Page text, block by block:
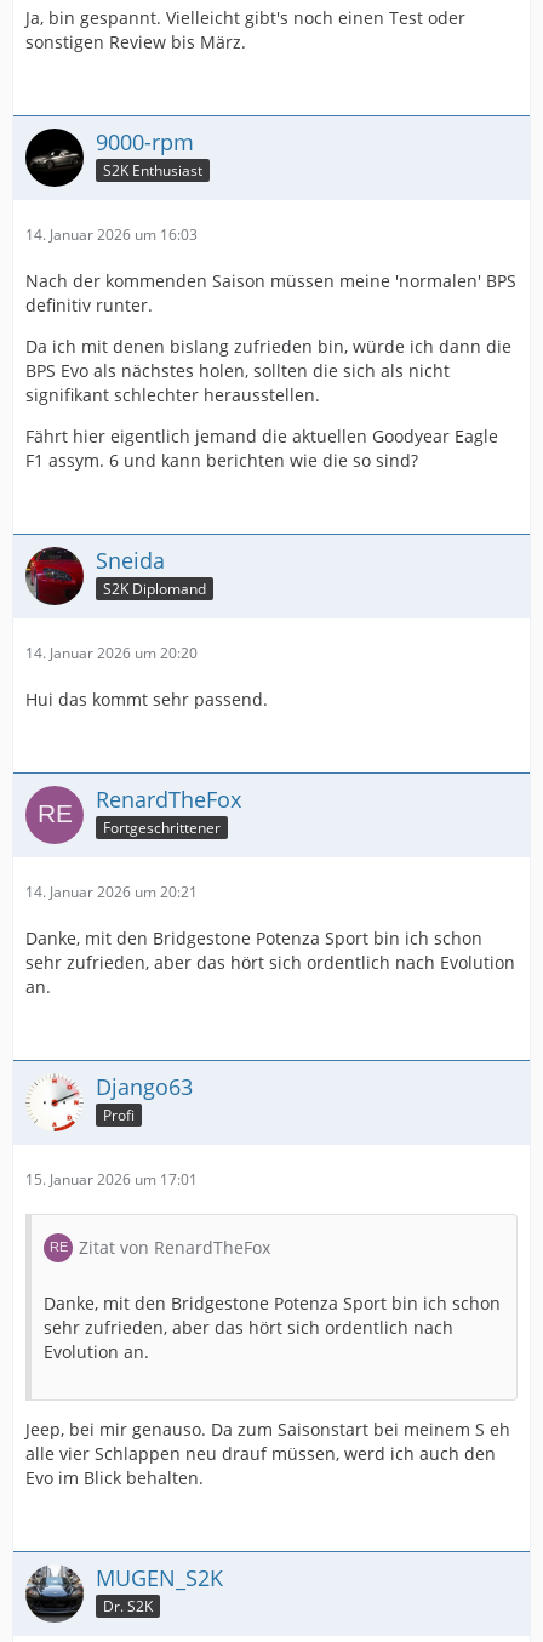
Ja, bin gespannt. Vielleicht gibt's noch einen Test oder
sonstigen Review bis März.
9000-rpm
S2K Enthusiast
14. Januar 2026 um 16:03
Nach der kommenden Saison müssen meine 'normalen' BPS
definitiv runter.
Da ich mit denen bislang zufrieden bin, würde ich dann die
BPS Evo als nächstes holen, sollten die sich als nicht
signifikant schlechter herausstellen.
Fährt hier eigentlich jemand die aktuellen Goodyear Eagle
F1 assym. 6 und kann berichten wie die so sind?
Sneida
S2K Diplomand
14. Januar 2026 um 20:20
Hui das kommt sehr passend.
RenardTheFox
Fortgeschrittener
14. Januar 2026 um 20:21
Danke, mit den Bridgestone Potenza Sport bin ich schon
sehr zufrieden, aber das hört sich ordentlich nach Evolution
an.
Django63
Profi
15. Januar 2026 um 17:01
Zitat von RenardTheFox
Danke, mit den Bridgestone Potenza Sport bin ich schon
sehr zufrieden, aber das hört sich ordentlich nach
Evolution an.
Jeep, bei mir genauso. Da zum Saisonstart bei meinem S eh
alle vier Schlappen neu drauf müssen, werd ich auch den
Evo im Blick behalten.
MUGEN_S2K
Dr. S2K